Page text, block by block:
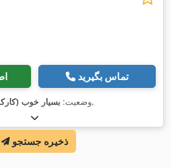
تماس بگیرید
وضعیت: بسیار خوب ,
ذخیره جستجو